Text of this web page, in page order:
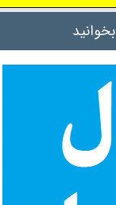
شام و عکس پشت صحنه
لوکیشن فیلم به وقت
سینمایی به وقت شام و
تلویزیونی به وقت شام
افتخارات به وقت شام
ساخت فیلم به وقت